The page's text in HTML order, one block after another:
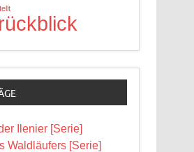
Ilenier [Serie]
Waldläufers [Serie]